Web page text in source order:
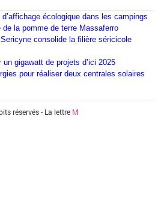
écologique dans les campings
la pomme de terre Massaferro
consolide la filière séricicole
gigawatt de projets d’ici 2025
pour réaliser deux centrales solaires
réservés - La lettre M